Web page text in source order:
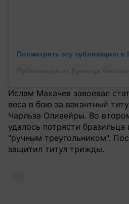
Посмотреть эту публикацию в
Ислам Махачев завоевал
веса в бою за вакантный
Чарльза Оливейры. Во
удалось потрясти
"ручным треугольником".
защитил титул трижды.